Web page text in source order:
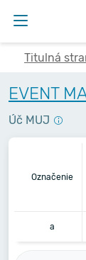
Titulná
EVENT
Úč MUJ
Označenie
a